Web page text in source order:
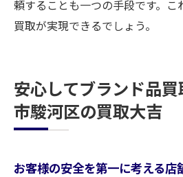
頼することも一つの手段です。こ
買取が実現できるでしょう。
安心してブランド品
市駿河区の買取大吉
お客様の安全を第一に考える店